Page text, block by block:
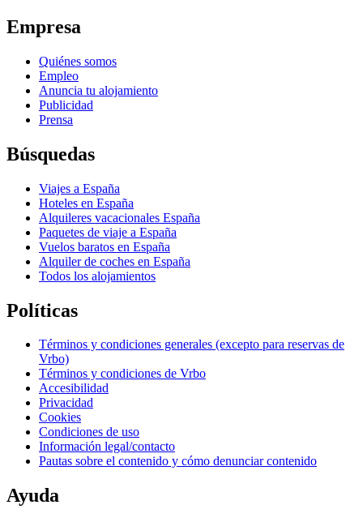
Empresa
Quiénes somos
Empleo
Anuncia tu alojamiento
Publicidad
Prensa
Búsquedas
Viajes a España
Hoteles en España
Alquileres vacacionales España
Paquetes de viaje a España
Vuelos baratos en España
Alquiler de coches en España
Todos los alojamientos
Políticas
Términos y condiciones generales (excepto para reservas de
Vrbo)
Términos y condiciones de Vrbo
Accesibilidad
Privacidad
Cookies
Condiciones de uso
Información legal/contacto
Pautas sobre el contenido y cómo denunciar contenido
Ayuda